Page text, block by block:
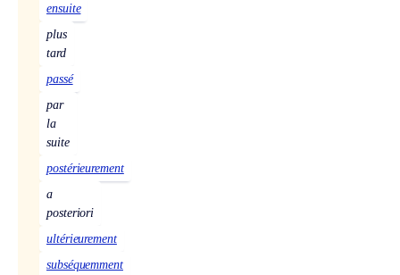
ensuite
plus
tard
passé
par
la
suite
postérieurement
a
posteriori
ultérieurement
subséquemment